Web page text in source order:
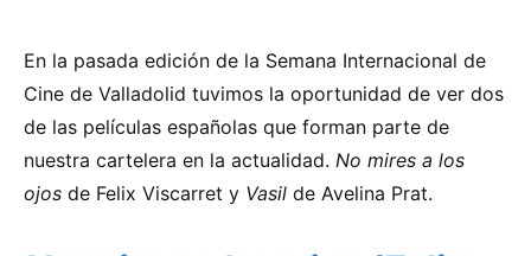
En la pasada edición de la Semana Internacional de
Cine de Valladolid tuvimos la oportunidad de ver dos
de las películas españolas que forman parte de
nuestra cartelera en la actualidad. No mires a los
ojos de Felix Viscarret y Vasil de Avelina Prat.